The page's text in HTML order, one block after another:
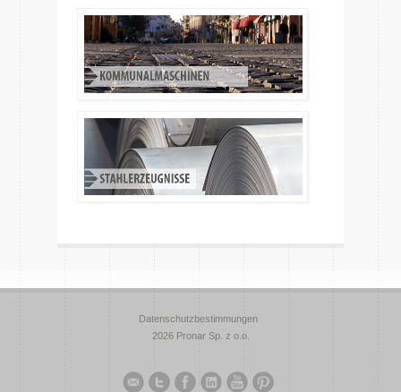
Datenschutzbestimmungen
2026 Pronar Sp. z o.o.